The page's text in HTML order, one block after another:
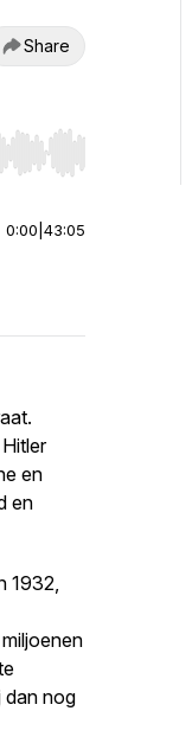
Share
or end. Hold shift to
0:00 43:05
en
en
1932,
dan nog